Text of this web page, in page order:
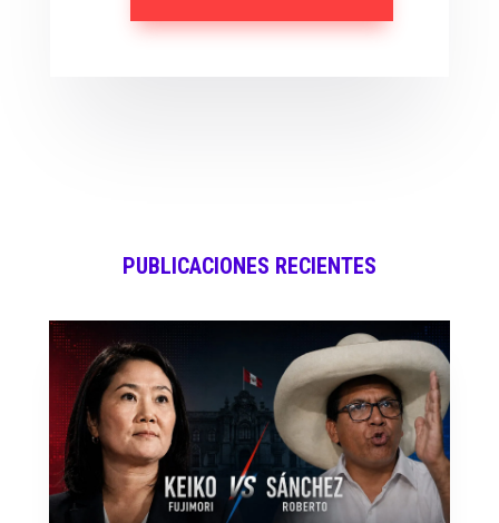
PUBLICACIONES RECIENTES